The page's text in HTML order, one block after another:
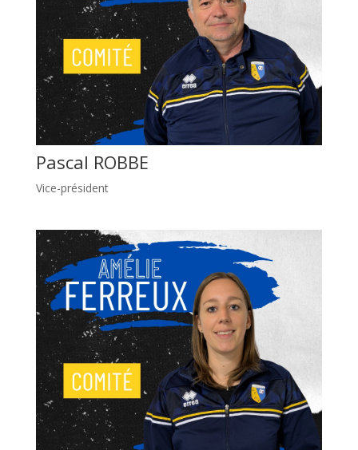
Pascal ROBBE
Vice-président